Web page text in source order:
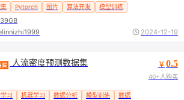
Pytorch 图片 算法开发 模型训练
2024-12-19
人流密度预测数据集
习 机器学习 数据分析 模型训练 数据集
￥ 0.5
40+人购买